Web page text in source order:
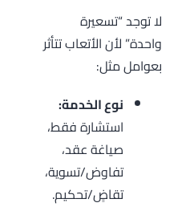
لا توجد “تسعيرة
واحدة” لأن الأتعاب تتأثر
بعوامل مثل:
نوع الخدمة:
استشارة فقط،
صياغة عقد،
تفاوض/تسوية،
تقاضٍ/تحكيم.